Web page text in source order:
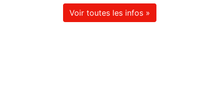
Voir toutes les infos »